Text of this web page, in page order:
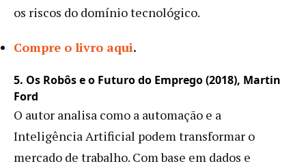
os riscos do domínio tecnológico.
Compre o livro aqui.
5. Os Robôs e o Futuro do Emprego (2018), Martin
Ford
O autor analisa como a automação e a
Inteligência Artificial podem transformar o
mercado de trabalho. Com base em dados e